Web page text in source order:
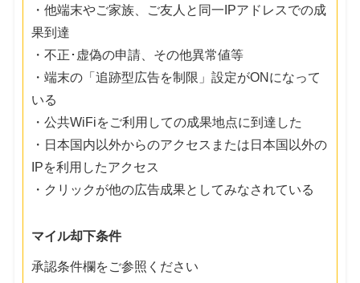
・他端末やご家族、ご友人と同一IPアドレスでの成
果到達
・不正･虚偽の申請、その他異常値等
・端末の「追跡型広告を制限」設定がONになって
いる
・公共WiFiをご利用しての成果地点に到達した
・日本国内以外からのアクセスまたは日本国以外の
IPを利用したアクセス
・クリックが他の広告成果としてみなされている
マイル却下条件
承認条件欄をご参照ください